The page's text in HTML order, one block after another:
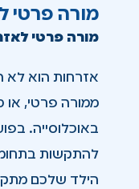
מורה פרטי
מורה פרטי
אזרחות הוא לא
ממורה פרטי, או
באוכלוסייה.
להתקשות
הילד שלכם